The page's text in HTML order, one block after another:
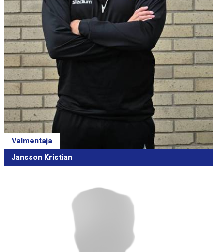
Valmentaja
Jansson Kristian